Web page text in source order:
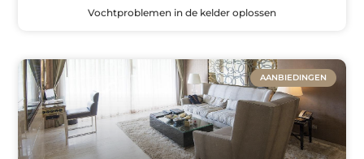
Vochtproblemen in de kelder oplossen
AANBIEDINGEN